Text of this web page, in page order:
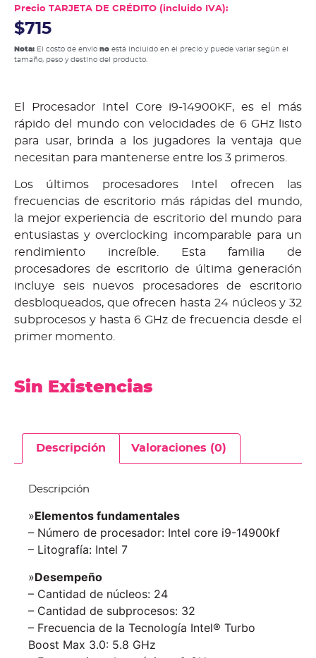
Precio TARJETA DE CRÉDITO (incluido IVA):
$715
Nota: El costo de envío no está incluido en el precio y puede variar según el
tamaño, peso y destino del producto.
El Procesador Intel Core i9-14900KF, es el más
rápido del mundo con velocidades de 6 GHz listo
para usar, brinda a los jugadores la ventaja que
necesitan para mantenerse entre los 3 primeros.
Los últimos procesadores Intel ofrecen las
frecuencias de escritorio más rápidas del mundo,
la mejor experiencia de escritorio del mundo para
entusiastas y overclocking incomparable para un
rendimiento increíble. Esta familia de
procesadores de escritorio de última generación
incluye seis nuevos procesadores de escritorio
desbloqueados, que ofrecen hasta 24 núcleos y 32
subprocesos y hasta 6 GHz de frecuencia desde el
primer momento.
Sin Existencias
Descripción Valoraciones (0)
Descripción
»Elementos fundamentales
– Número de procesador: Intel core i9-14900kf
– Litografía: Intel 7
»Desempeño
– Cantidad de núcleos: 24
– Cantidad de subprocesos: 32
– Frecuencia de la Tecnología Intel® Turbo
Boost Max 3.0: 5.8 GHz